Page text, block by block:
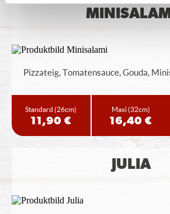
Pizzateig, Tomatensauce, Gouda,
Standard(26cm)
11,90 €
Maxi(32cm)
16,40 €
JULIA